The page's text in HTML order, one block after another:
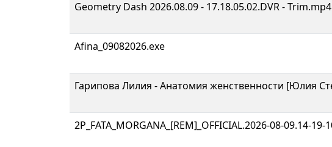
Geometry Dash 2026.08.09 - 17.18.05.02.DVR - Trim.mp4
Afina_09082026.exe
Гарипова Лилия - Анатомия женственности [Юлия
2P_FATA_MORGANA_[REM]_OFFICIAL.2026-08-09.14-19-